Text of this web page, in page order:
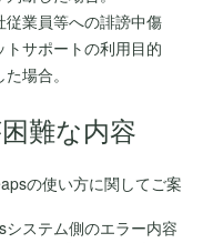
業員等への誹謗中傷
サポートの利用目的
場合。
難な内容
の使い方に関してご案
ステム側のエラー内容